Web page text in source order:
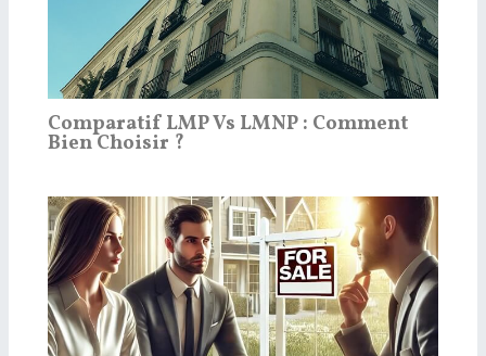
Comparatif LMP Vs LMNP : Comment
Bien Choisir ?